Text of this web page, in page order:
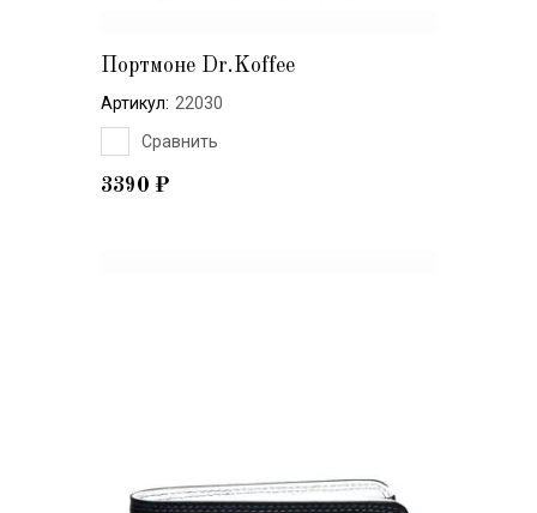
Портмоне Dr.Koffee
3390 ₽
Артикул: 22030
Сравнить